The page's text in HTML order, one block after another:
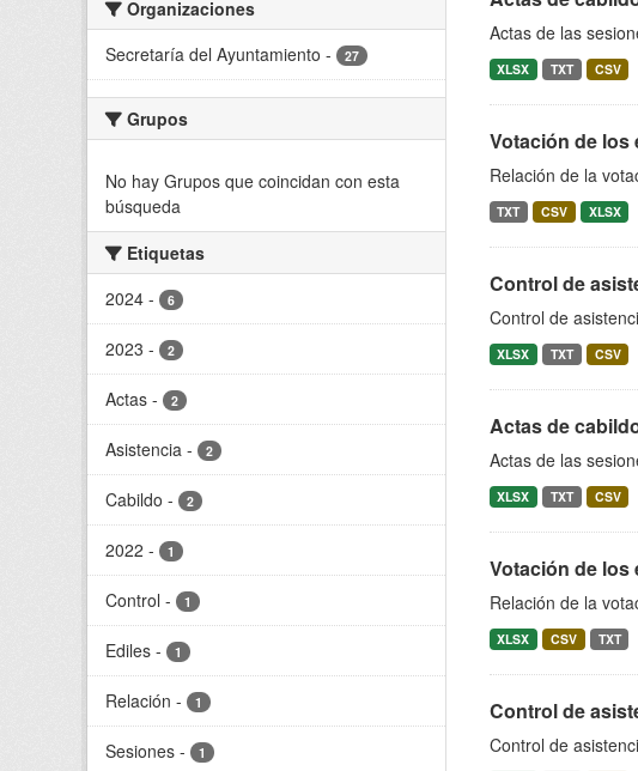
Organizaciones
Secretaría del Ayuntamiento - 27
Grupos
No hay Grupos que coincidan con esta
búsqueda
Etiquetas
2024 - 6
2023 - 2
Actas - 2
Asistencia - 2
Cabildo - 2
2022 - 1
Control - 1
Ediles - 1
Relación - 1
Sesiones - 1
Actas de las
XLSX TXT CSV
Votación de los
Relación de la
TXT CSV XLSX
Control de
Control de
XLSX TXT CSV
Actas de
Actas de las
XLSX TXT CSV
Votación de los
Relación de la
XLSX CSV TXT
Control de
Control de